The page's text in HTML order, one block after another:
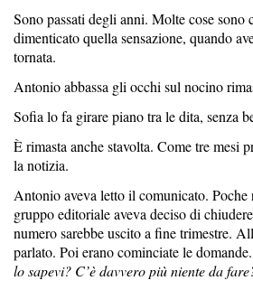
Sono passati degli anni. Molte cose sono
dimenticato quella sensazione, quando
tornata.
Antonio abbassa gli occhi sul nocino
Sofia lo fa girare piano tra le dita, senza
È rimasta anche stavolta. Come tre mesi
la notizia.
Antonio aveva letto il comunicato.
gruppo editoriale aveva deciso di
numero sarebbe uscito a fine trimestre.
parlato. Poi erano cominciate le domande.
lo sapevi? C’è davvero più niente da